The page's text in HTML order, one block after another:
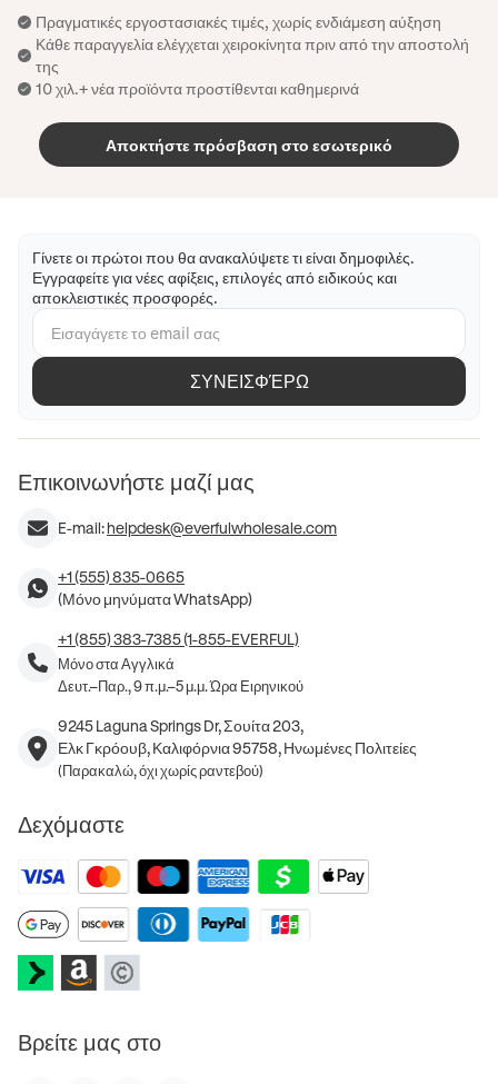
Πραγματικές εργοστασιακές τιμές, χωρίς ενδιάμεση αύξηση
Κάθε παραγγελία ελέγχεται χειροκίνητα πριν από την αποστολή
της
10 χιλ.+ νέα προϊόντα προστίθενται καθημερινά
Αποκτήστε πρόσβαση στο εσωτερικό
Γίνετε οι πρώτοι που θα ανακαλύψετε τι είναι δημοφιλές.
Εγγραφείτε για νέες αφίξεις, επιλογές από ειδικούς και
αποκλειστικές προσφορές.
ΣΥΝΕΙΣΦΈΡΩ
Επικοινωνήστε μαζί μας
E-mail:helpdesk@everfulwholesale.com
+1 (555) 835-0665
(Μόνο μηνύματα WhatsApp)
+1 (855) 383-7385 (1-855-EVERFUL)
Μόνο στα Αγγλικά
Δευτ.–Παρ., 9 π.μ.–5 μ.μ. Ώρα Ειρηνικού
9245 Laguna Springs Dr, Σουίτα 203,
Ελκ Γκρόουβ, Καλιφόρνια 95758, Ηνωμένες Πολιτείες
(Παρακαλώ, όχι χωρίς ραντεβού)
Δεχόμαστε
Βρείτε μας στο